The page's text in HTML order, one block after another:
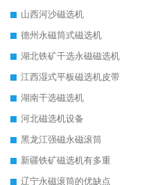
山西河沙磁选机
德州永磁筒式磁选机
湖北铁矿干选永磁磁选机
江西湿式平板磁选机皮带
湖南干选磁选机
河北磁选机设备
黑龙江强磁永磁滚筒
新疆铁矿磁选机有多重
辽宁永磁滚筒的优缺点